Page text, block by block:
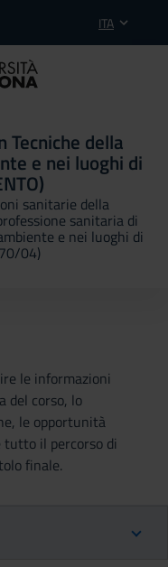
ITA
della
e nei luoghi di
sanitarie della
sanitaria di
e nei luoghi di
04)
le informazioni
del corso, lo
le opportunità
il percorso di
finale.